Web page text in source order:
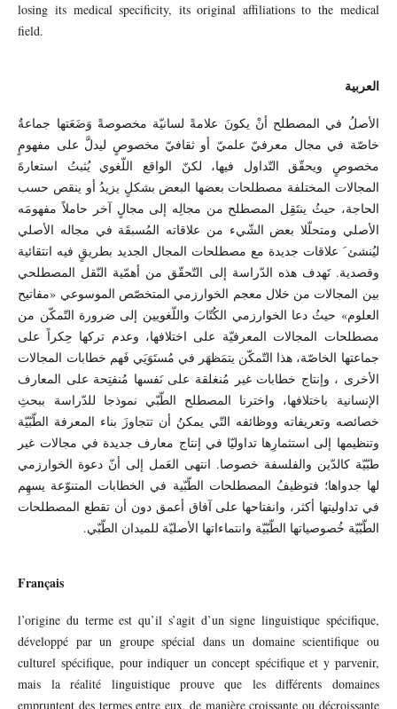
losing its medical specificity, its original affiliations to the medical
field.
العربية
الأصلُ في المصطلح أنْ يكونَ علامةً لسانيّة مخصوصةً وَضَعَتها جماعةٌ
خاصّة في مجال معرفيّ علميّ أو ثقافيّ مخصوصٍ ليدلَّ على مفهومٍ
مخصوصٍ ويحقّق التّداول فيها، لكنّ الواقع اللّغوي يُثبتُ استعارةَ
المجالات المختلفة مصطلحات بعضها البعض بشكلٍ يزيدُ أو ينقص حسب
الحاجة، حيثُ ينتَقِل المصطلح من مجالِه إلى مجالٍ آخر حاملاً مفهومَه
الأصلي ومتحلّلا بعض الشّيء من علاقاته المُسبقَة في مجاله الأصلي
ليُنشئ َ علاقات جديدة مع مصطلحات المجال الجديد بطريقٍ فيه انتقائية
وقصدية. تَهدف هذه الدّراسة إلى التّحقّق من أهمّية النّقل المصطلحي
بين المجالات من خلال معجم الخوارزمي المتخصّص الموسوعي «مفاتيح
العلوم» حيثُ دعا الخوارزمي الكُتّابَ واللّغويين إلى ضرورة التّمكّن من
مصطلحات المجالات المعرفيّة على اختلافها، وعدم تركها حِكراً على
جماعتها الخاصّة، هذا التّمكّن يتمَظهَر في مُستَوَيَي فَهم خطابات المجالات
الأخرى ، وإنتاج خطابات غير مُنغلقة على نَفسها مُنفتِحة على المعارف
الإنسانية باختلافها، واخترنا المصطلح الطّبّي نموذجا للدّراسة ببحثِ
خصائصه وتعريفاته ووظائفه التّي يمكنُ أن تتجاوزَ بناء المعرفة الطّبّيّة
وتنظيمها إلى استثمارِها تداوليّا في إنتاج معارف جديدة في مجالات غير
طبّيّة كالدّين والفلسفة خصوصا. انتهى العَمل إلى أنّ دعوة الخوارزمي
لها جدواها؛ فتوظيفُ المصطلحات الطّبّية في الخطابات المتنوّعة يسهِم
في تداوليتها أكثر، وانفتاحها على آفاق أعمق دون أن تقطع المصطلحات
الطّبّيّة خُصوصياتها الطّبّيّة وانتماءاتها الأصليّة للميدان الطّبّي.
Français
l’origine du terme est qu’il s’agit d’un signe linguistique spécifique,
développé par un groupe spécial dans un domaine scientifique ou
culturel spécifique, pour indiquer un concept spécifique et y parvenir,
mais la réalité linguistique prouve que les différents domaines
empruntent des termes entre eux, de manière croissante ou décroissante